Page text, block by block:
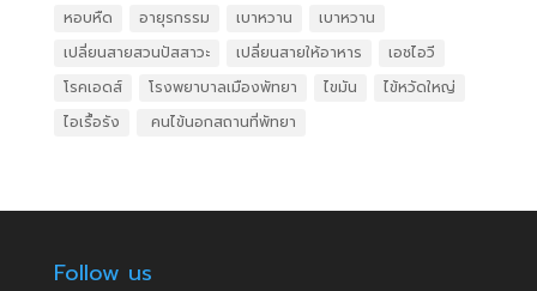
หอบหืด
อายุรกรรม เบาหวาน
เบาหวาน
เปลี่ยนสายสวนปัสสาวะ
เปลี่ยนสายให้อาหาร
เอชไอวี
โรคเอดส์
โรงพยาบาลเมืองพัทยา ไขมัน
ไข้หวัดใหญ่
ไอเรื้อรัง
​ คนไข้นอกสถานที่พัทยา
Follow us